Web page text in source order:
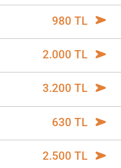
980 TL
2.000 TL
3.200 TL
630 TL
2.500 TL